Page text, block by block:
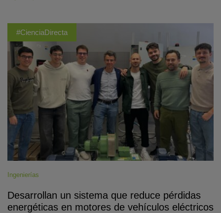
#CienciaDirecta
Ingenierías
Desarrollan un sistema que reduce pérdidas
energéticas en motores de vehículos eléctricos